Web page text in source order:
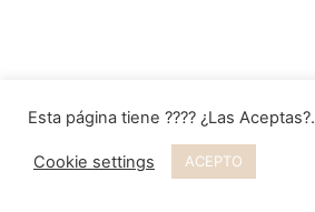
Esta página tiene ???? ¿Las Aceptas?.
Cookie settings ACEPTO